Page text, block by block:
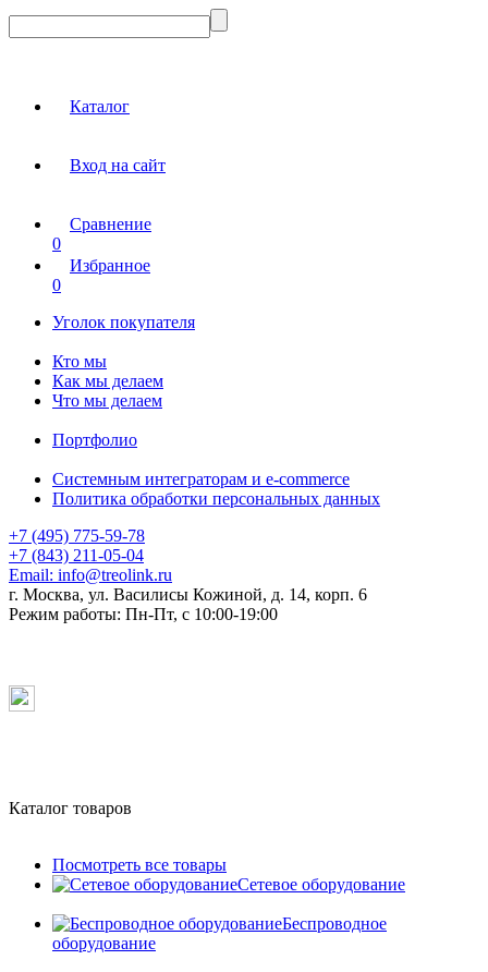
Каталог
Вход на сайт
Сравнение
0
Избранное
0
Уголок покупателя
Кто мы
Как мы делаем
Что мы делаем
Портфолио
Системным интеграторам и e-commerce
Политика обработки персональных данных
+7 (495) 775-59-78
+7 (843) 211-05-04
Email: info@treolink.ru
г. Москва, ул. Василисы Кожиной, д. 14, корп. 6
Режим работы: Пн-Пт, с 10:00-19:00
Каталог товаров
Посмотреть все товары
Сетевое оборудование
Беспроводное
оборудование